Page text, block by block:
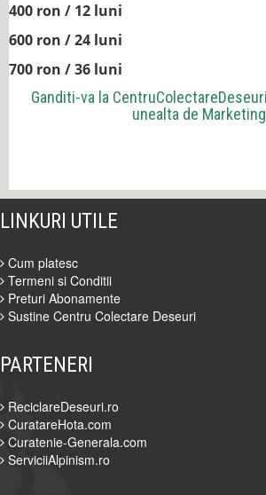
400 ron / 12 luni
600 ron / 24 luni
700 ron / 36 luni
Ganditi-va la
unealta de Marketing
LINKURI UTILE
Cum platesc
Termeni si Conditii
Preturi Abonamente
Sustine Centru Colectare Deseuri
PARTENERI
ReciclareDeseuri.ro
CuratareHota.com
Curatenie-Generala.com
ServiciiAlpinism.ro